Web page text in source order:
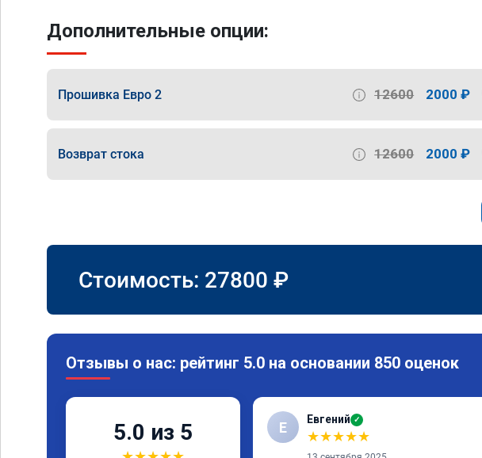
Дополнительные опции:
Прошивка Евро 2 12600 2000 ₽
Возврат стока 12600 2000 ₽
Стоимость: 27800 ₽
Отзывы о нас: рейтинг 5.0 на основании 850 оценок
5.0 из 5 Е Евгений ✓
★★★★★